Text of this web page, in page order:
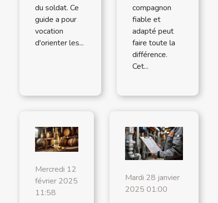
du soldat. Ce
guide a pour
vocation
d'orienter les...
compagnon
fiable et
adapté peut
faire toute la
différence.
Cet...
Mercredi 12
février 2025
11:58
Mardi 28 janvier
2025 01:00